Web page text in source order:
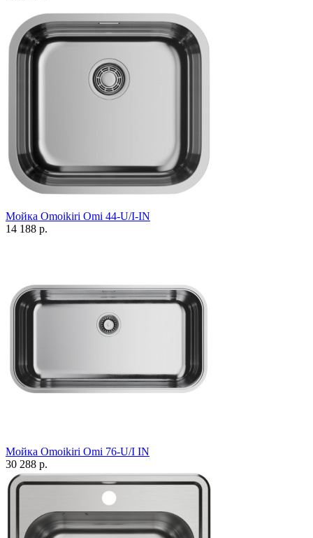
Мойка Omoikiri Omi 44-U/I-IN
14 188 р.
Мойка Omoikiri Omi 76-U/I IN
30 288 р.